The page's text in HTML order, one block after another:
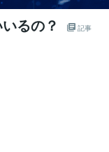
るの？ 記事